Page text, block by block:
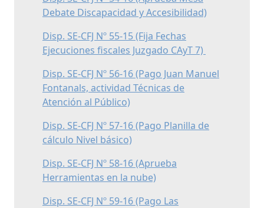
Debate Discapacidad y Accesibilidad)
Disp. SE-CFJ Nº 55-15 (Fija Fechas
Ejecuciones fiscales Juzgado CAyT 7)
Disp. SE-CFJ Nº 56-16 (Pago Juan Manuel
Fontanals, actividad Técnicas de
Atención al Público)
Disp. SE-CFJ Nº 57-16 (Pago Planilla de
cálculo Nivel básico)
Disp. SE-CFJ Nº 58-16 (Aprueba
Herramientas en la nube)
Disp. SE-CFJ Nº 59-16 (Pago Las